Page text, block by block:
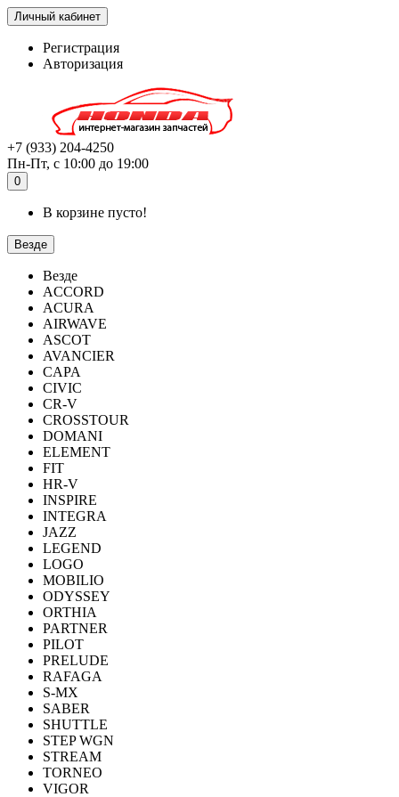
Личный кабинет
Регистрация
Авторизация
+7 (933) 204-4250
Пн-Пт, с 10:00 до 19:00
0
В корзине пусто!
Везде
Везде
ACCORD
ACURA
AIRWAVE
ASCOT
AVANCIER
CAPA
CIVIC
CR-V
CROSSTOUR
DOMANI
ELEMENT
FIT
HR-V
INSPIRE
INTEGRA
JAZZ
LEGEND
LOGO
MOBILIO
ODYSSEY
ORTHIA
PARTNER
PILOT
PRELUDE
RAFAGA
S-MX
SABER
SHUTTLE
STEP WGN
STREAM
TORNEO
VIGOR